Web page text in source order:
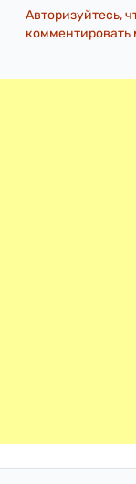
Авторизуйтесь,
комментировать